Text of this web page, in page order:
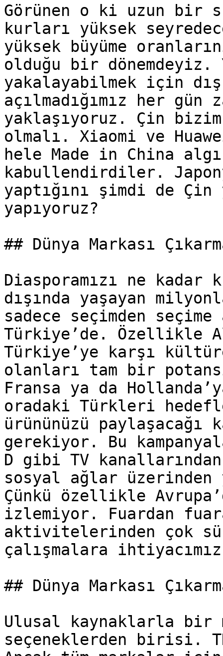
Görünen o ki uzun bir
kurları yüksek
yüksek büyüme
olduğu bir
yakalayabilmek için
açılmadığımız her gün
yaklaşıyoruz. Çin
olmalı. Xiaomi ve
hele Made in China
kabullendirdiler.
yaptığını şimdi de
yapıyoruz?
## Dünya Markası
Diasporamızı ne kadar
dışında yaşayan
sadece seçimden
Türkiye’de. Özellikle
Türkiye’ye karşı
olanları tam bir
Fransa ya da
oradaki Türkleri
ürününüzü paylaşacağı
gerekiyor. Bu
D gibi TV
sosyal ağlar üzerinden
Çünkü özellikle
izlemiyor. Fuardan
aktivitelerinden çok
çalışmalara
## Dünya Markası
Ulusal kaynaklarla bir
seçeneklerden birisi.